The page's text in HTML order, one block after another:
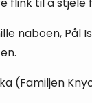
flink til å stjele
naboen,
(Familjen